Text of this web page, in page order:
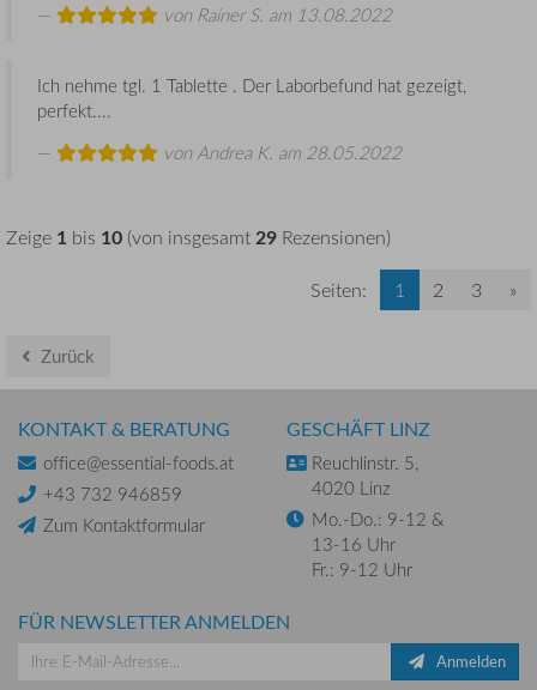
von Rainer S. am 13.08.2022
Ich nehme tgl. 1 Tablette . Der Laborbefund hat gezeigt,
perfekt....
vonAndrea K. am 28.05.2022
Zeige 1 bis 10 (von insgesamt29 Rezensionen)
Seiten:
1 2 3 »
Zurück
KONTAKT & BERATUNG
office@essential-foods.at
+43 732 946859
Zum Kontaktformular
GESCHÄFT LINZ
Reuchlinstr. 5,
4020 Linz
Mo.-Do.: 9-12 &
13-16 Uhr
Fr.: 9-12 Uhr
FÜR NEWSLETTER ANMELDEN
Anmelden